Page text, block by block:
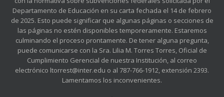
Departamento de Educación en su carta fechada el 14 de febrero
de 2025. Esto puede significar que algunas páginas o secciones de
las páginas no estén disponibles temporeramente. Estaremos
culminando el proceso prontamente. De tener alguna pregunta,
puede comunicarse con la Sra. Lilia M. Torres Torres, Oficial de
Cumplimiento Gerencial de nuestra Institución, al correo
electrónico ltorrest@inter.edu o al 787-766-1912, extensión 2393.
Lamentamos los inconvenientes.